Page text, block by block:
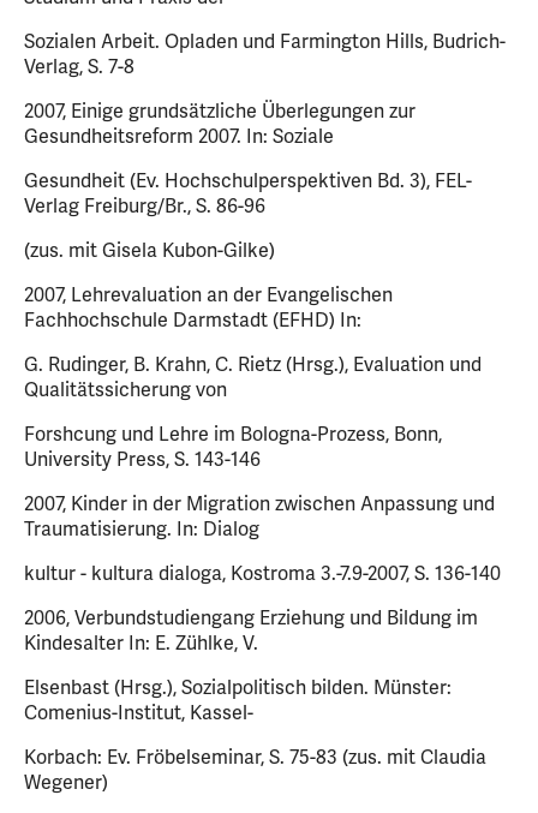
Sozialen Arbeit. Opladen und Farmington Hills, Budrich-
Verlag, S. 7-8
2007, Einige grundsätzliche Überlegungen zur
Gesundheitsreform 2007. In: Soziale
Gesundheit (Ev. Hochschulperspektiven Bd. 3), FEL-
Verlag Freiburg/Br., S. 86-96
(zus. mit Gisela Kubon-Gilke)
2007, Lehrevaluation an der Evangelischen
Fachhochschule Darmstadt (EFHD) In:
G. Rudinger, B. Krahn, C. Rietz (Hrsg.), Evaluation und
Qualitätssicherung von
Forshcung und Lehre im Bologna-Prozess, Bonn,
University Press, S. 143-146
2007, Kinder in der Migration zwischen Anpassung und
Traumatisierung. In: Dialog
kultur - kultura dialoga, Kostroma 3.-7.9-2007, S. 136-140
2006, Verbundstudiengang Erziehung und Bildung im
Kindesalter In: E. Zühlke, V.
Elsenbast (Hrsg.), Sozialpolitisch bilden. Münster:
Comenius-Institut, Kassel-
Korbach: Ev. Fröbelseminar, S. 75-83 (zus. mit Claudia
Wegener)